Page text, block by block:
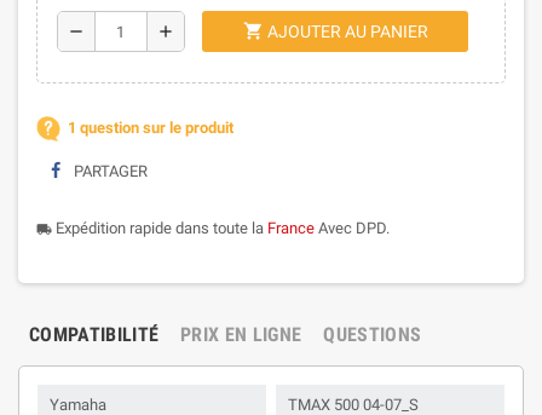
remove add shopping_cart AJOUTER AU PANIER
1 question sur le produit
PARTAGER
local_shipping Expédition rapide dans toute la France Avec DPD.
COMPATIBILITÉ PRIX EN LIGNE QUESTIONS
Yamaha TMAX 500 04-07_S